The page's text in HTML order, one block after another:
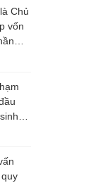
dùng
Chủ
vốn